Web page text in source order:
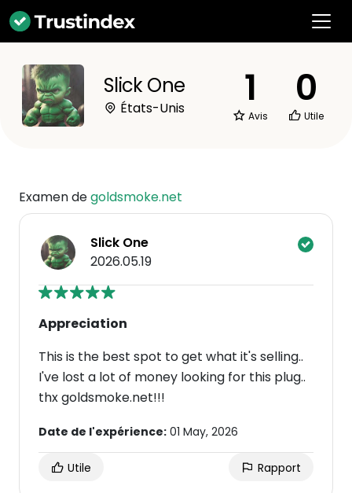
Slick One
États-Unis 1
Avis
0
Utile
Examen degoldsmoke.net
Slick One
2026.05.19
Appreciation
This is the best spot to get what it's selling..
I've lost a lot of money looking for this plug..
thx goldsmoke.net!!!
Date de l'expérience: 01 May, 2026
Utile Rapport